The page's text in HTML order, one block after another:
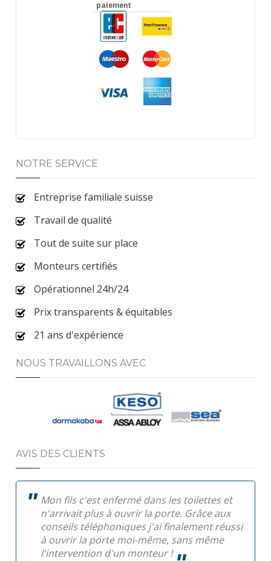
paiement
NOTRE SERVICE
Entreprise familiale suisse
Travail de qualité
Tout de suite sur place
Monteurs certifiés
Opérationnel 24h/24
Prix transparents & équitables
21 ans d'expérience
NOUS TRAVAILLONS AVEC
AVIS DES CLIENTS
Mon fils c'est enfermé dans les toilettes et
n'arrivait plus à ouvrir la porte. Grâce aux
conseils téléphoniques j'ai finalement réussi
à ouvrir la porte moi-même, sans même
l'intervention d'un monteur !